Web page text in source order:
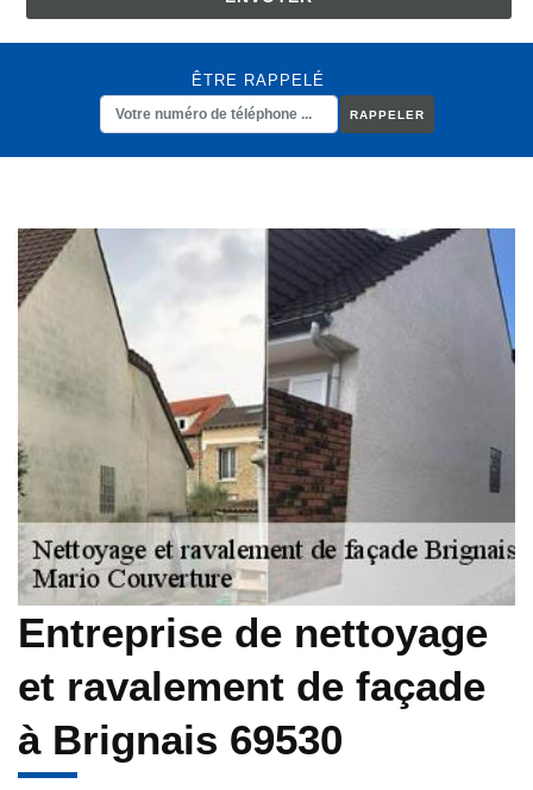
ÊTRE RAPPELÉ
Entreprise de nettoyage
et ravalement de façade
à Brignais 69530